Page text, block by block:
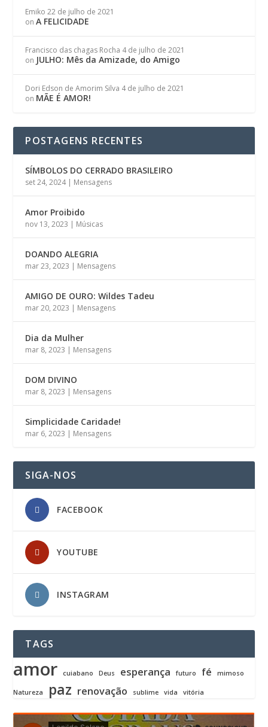
Emiko 22 de julho de 2021
onA FELICIDADE
Francisco das chagas Rocha 4 de julho de 2021
on JULHO: Mês da Amizade, do Amigo
Dori Edson de Amorim Silva 4 de julho de 2021
on MÃE É AMOR!
POSTAGENS RECENTES
SÍMBOLOS DO CERRADO BRASILEIRO
set 24, 2024| Mensagens
Amor Proibido
nov 13, 2023 | Músicas
DOANDO ALEGRIA
mar 23, 2023 | Mensagens
AMIGO DE OURO: Wildes Tadeu
mar 20, 2023 | Mensagens
Dia da Mulher
mar 8, 2023 | Mensagens
DOM DIVINO
mar 8, 2023 | Mensagens
Simplicidade Caridade!
mar 6, 2023 | Mensagens
SIGA-NOS
FACEBOOK
YOUTUBE
INSTAGRAM
TAGS
amor cuiabano Deus esperança futuro fé mimoso
Natureza paz renovação sublime vida vitória